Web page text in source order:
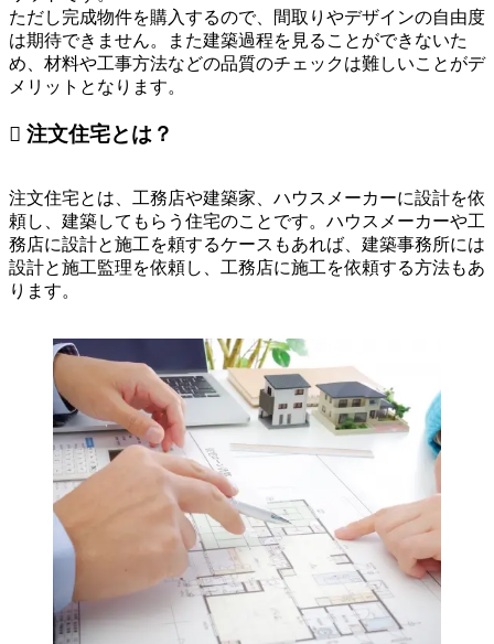
ただし完成物件を購入するので、間取りやデザインの自由度
は期待できません。また建築過程を見ることができないた
め、材料や工事方法などの品質のチェックは難しいことがデ
メリットとなります。
 注文住宅とは？
注文住宅とは、工務店や建築家、ハウスメーカーに設計を依
頼し、建築してもらう住宅のことです。ハウスメーカーや工
務店に設計と施工を頼するケースもあれば、建築事務所には
設計と施工監理を依頼し、工務店に施工を依頼する方法もあ
ります。